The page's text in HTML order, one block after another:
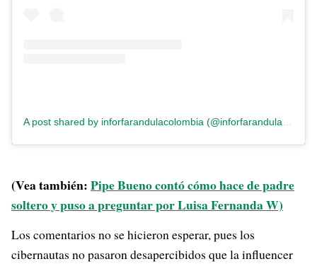
(Vea también:Pipe Bueno contó cómo hace de padre
soltero y puso a preguntar por Luisa Fernanda W)
Los comentarios no se hicieron esperar, pues los
cibernautas no pasaron desapercibidos que la influencer